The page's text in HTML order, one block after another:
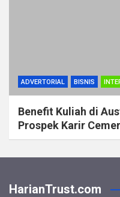
ADVERTORIAL BISNIS
Benefit Kuliah di
Prospek Karir
HarianTrust.com